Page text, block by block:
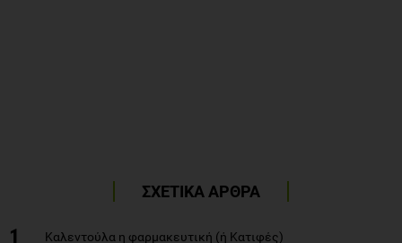
ΣΧΕΤΙΚΑ ΑΡΘΡΑ
1 Καλεντούλα η φαρμακευτική (ή Κατιφές)